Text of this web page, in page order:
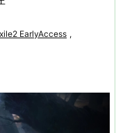
EarlyAccess ,